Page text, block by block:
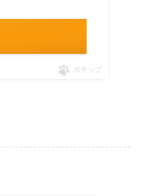
ポチップ